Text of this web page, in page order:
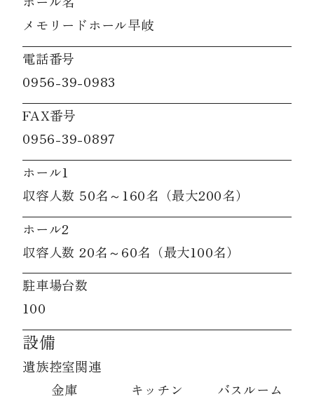
メモリードホール早岐
電話番号
0956-39-0983
FAX番号
0956-39-0897
ホール1
収容人数 50名～160名（最大200名）
ホール2
収容人数 20名～60名（最大100名）
駐車場台数
100
設備
遺族控室関連
金庫
キッチン バスルーム